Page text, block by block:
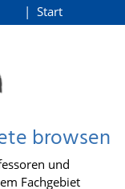
Start
browsen
und
Fachgebiet